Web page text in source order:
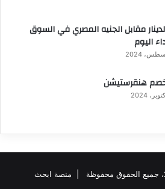
مقابل الجنيه المصري في السوق
اليوم
هنقرستيشن
منصة ابحث